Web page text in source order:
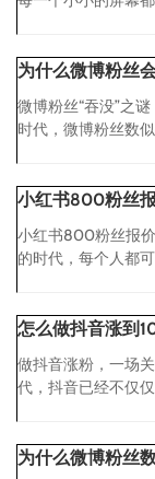
为什么微博粉丝
微博粉丝“吞没”之
时代，微博粉丝数
小红书800粉丝
小红书800粉丝报
的时代，每个人都
怎么做抖音涨到
做抖音涨粉，一场
代，抖音已经不仅
为什么微博粉丝